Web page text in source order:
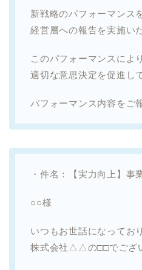
新戦略のパフォーマンス
経営層への報告を実施い
このパフォーマンスによ
適切な意思決定を促進し
パフォーマンス内容をご
・件名：【実力向上】事
○○様
いつもお世話になってお
株式会社△△の□□でござ